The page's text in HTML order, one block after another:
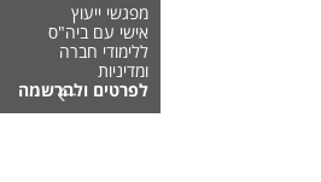
מפגשי ייעוץ
אישי עם ביה"ס
ללימודי חברה
ומדיניות
לפרטים ולהרשמה